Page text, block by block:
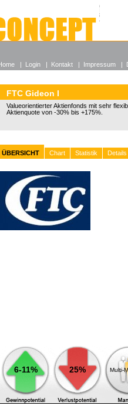
Alle
Wieso
FTC Gideon I
Valueorientierter Aktienfonds mit sehr
Aktienquote von -30% bis +175%.
ÜBERSICHT Chart Statistik Details
6-11% 25% Multi-
| Login | Kontakt | Impressum |